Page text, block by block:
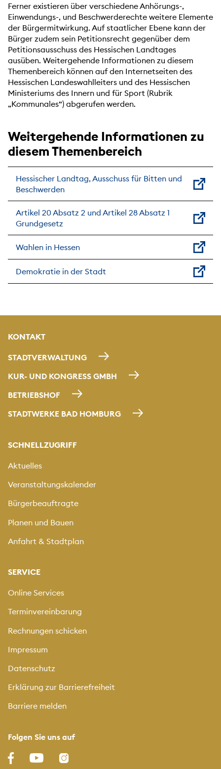
Ferner existieren über verschiedene Anhörungs-,
Einwendungs-, und Beschwerderechte weitere Elemente
der Bürgermitwirkung. Auf staatlicher Ebene kann der
Bürger zudem sein Petitionsrecht gegenüber dem
Petitionsausschuss des Hessischen Landtages
ausüben. Weitergehende Informationen zu diesem
Themenbereich können auf den Internetseiten des
Hessischen Landeswahlleiters und des Hessischen
Ministeriums des Innern und für Sport (Rubrik
„Kommunales“) abgerufen werden.
Weitergehende Informationen zu
diesem Themenbereich
Hessischer Landtag, Ausschuss für Bitten und
Beschwerden
Artikel 20 Absatz 2 und Artikel 28 Absatz 1
Grundgesetz
Wahlen in Hessen
Demokratie in der Stadt
KONTAKT
STADTVERWALTUNG
KUR- UND KONGRESS GMBH
BETRIEBSHOF
STADTWERKE BAD HOMBURG
SCHNELLZUGRIFF
Aktuelles
Veranstaltungskalender
Bürgerbeauftragte
Planen und Bauen
Anfahrt & Stadtplan
SERVICE
Online Services
Terminvereinbarung
Rechnungen schicken
Impressum
Datenschutz
Erklärung zur Barrierefreiheit
Barriere melden
Folgen Sie uns auf